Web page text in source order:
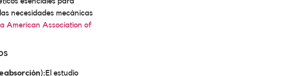
necesidades mecánicas
American Association of
El estudio